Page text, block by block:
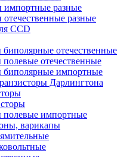
разные
разные
CCD
биполярные отечественные
полевые отечественные
биполярные импортные
Дарлингтона
полевые импортные
варикапы